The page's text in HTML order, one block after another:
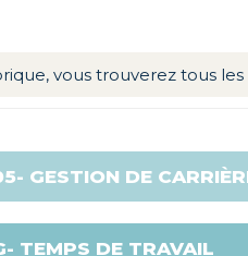
vous trouverez tous les